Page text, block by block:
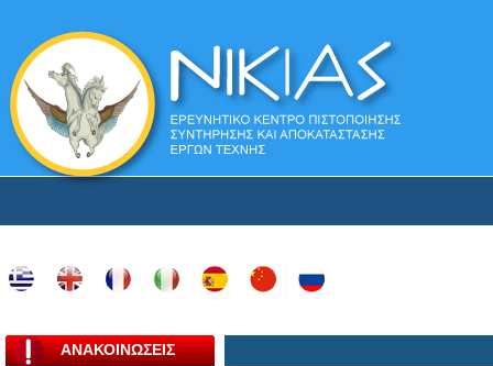
ΑΝΑΚΟΙΝΩΣΕΙΣ